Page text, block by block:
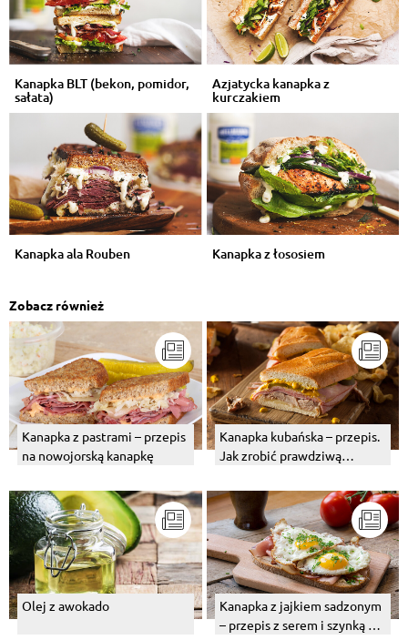
Kanapka BLT (bekon, pomidor,
sałata)
Azjatycka kanapka z
kurczakiem
Kanapka ala Rouben Kanapka z łososiem
Zobacz również
Kanapka z pastrami – przepis
na nowojorską kanapkę
Kanapka kubańska – przepis.
Jak zrobić prawdziwą
Olej z awokado
Kanapka z jajkiem sadzonym
– przepis z serem i szynką do